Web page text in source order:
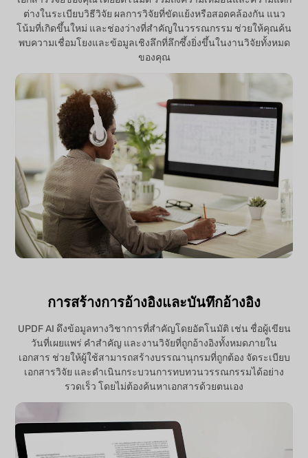
ต่างในระเบียบวิธีวิจัย ผลการวิจัยที่ขัดแย้งหรือสอดคล้องกัน แนว
โน้มที่เกิดขึ้นใหม่ และช่องว่างที่สำคัญในวรรณกรรม ช่วยให้คุณค้น
พบความเชื่อมโยงและข้อมูลเชิงลึกที่ลึกซึ้งยิ่งขึ้นในงานวิจัยทั้งหมด
ของคุณ
การสร้างการอ้างอิงและบันทึกอ้างอิง
UPDF AI ดึงข้อมูลทางวิชาการที่สำคัญโดยอัตโนมัติ เช่น ชื่อผู้เขียน
วันที่เผยแพร่ คำสำคัญ และงานวิจัยที่ถูกอ้างอิงทั้งหมดภายใน
เอกสาร ช่วยให้ผู้ใช้สามารถสร้างบรรณานุกรมที่ถูกต้อง จัดระเบียบ
เอกสารวิจัย และดำเนินกระบวนการทบทวนวรรณกรรมได้อย่าง
รวดเร็ว โดยไม่ต้องค้นหาเอกสารด้วยตนเอง